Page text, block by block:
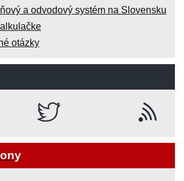
a odvodový systém na Slovensku
otázky